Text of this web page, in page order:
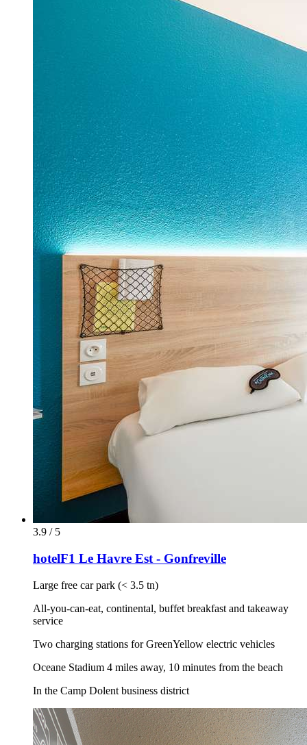
3.9 / 5
hotelF1 Le Havre Est - Gonfreville
Large free car park (< 3.5 tn)
All-you-can-eat, continental, buffet breakfast and takeaway
service
Two charging stations for GreenYellow electric vehicles
Oceane Stadium 4 miles away, 10 minutes from the beach
In the Camp Dolent business district